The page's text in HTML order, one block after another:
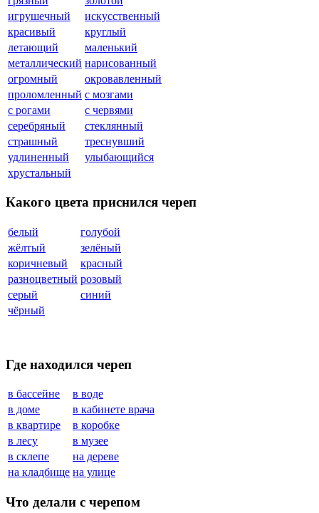
игрушечный
искусственный
красивый
круглый
летающий
маленький
металлический нарисованный
огромный
окровавленный
проломленный с мозгами
с рогами
с червями
серебряный
стеклянный
страшный
треснувший
удлиненный
улыбающийся
хрустальный
Какого цвета приснился череп
белый
голубой
жёлтый
зелёный
коричневый
красный
разноцветный розовый
серый
синий
чёрный
Где находился череп
в бассейне
в воде
в доме
в кабинете врача
в квартире
в коробке
в лесу
в музее
в склепе
на дереве
на кладбище на улице
Что делали с черепом